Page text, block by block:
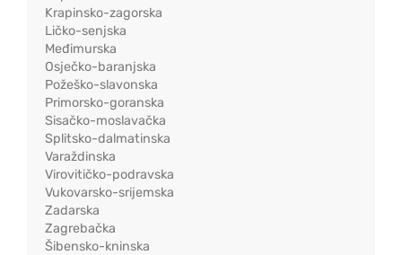
Krapinsko-zagorska
Ličko-senjska
Međimurska
Osječko-baranjska
Požeško-slavonska
Primorsko-goranska
Sisačko-moslavačka
Splitsko-dalmatinska
Varaždinska
Virovitičko-podravska
Vukovarsko-srijemska
Zadarska
Zagrebačka
Šibensko-kninska